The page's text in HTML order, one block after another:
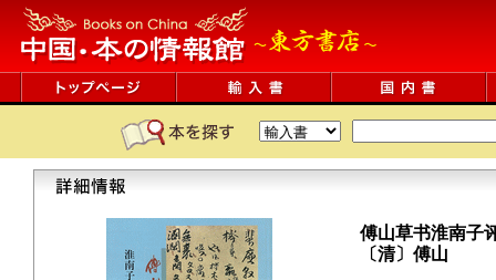
傅山草书淮南子
〔清〕傅山